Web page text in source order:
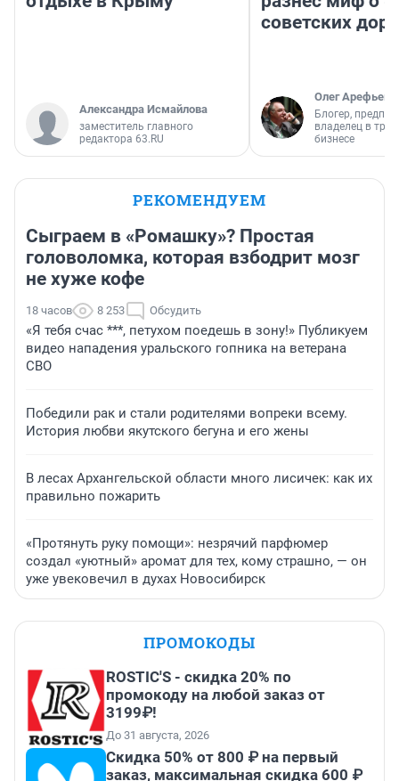
Александра Исмайлова
заместитель главного
редактора 63.RU
советских
Олег Арефьев
Блогер,
владелец в
бизнесе
РЕКОМЕНДУЕМ
Сыграем в «Ромашку»? Простая
головоломка, которая взбодрит мозг
не хуже кофе
18 часов 8 253 Обсудить
«Я тебя счас ***, петухом поедешь в зону!» Публикуем
видео нападения уральского гопника на ветерана
СВО
Победили рак и стали родителями вопреки всему.
История любви якутского бегуна и его жены
В лесах Архангельской области много лисичек: как их
правильно пожарить
«Протянуть руку помощи»: незрячий парфюмер
создал «уютный» аромат для тех, кому страшно, — он
уже увековечил в духах Новосибирск
ПРОМОКОДЫ
ROSTIC'S - скидка 20% по
промокоду на любой заказ от
3199₽!
До 31 августа, 2026
Скидка 50% от 800 ₽ на первый
заказ, максимальная скидка 600 ₽